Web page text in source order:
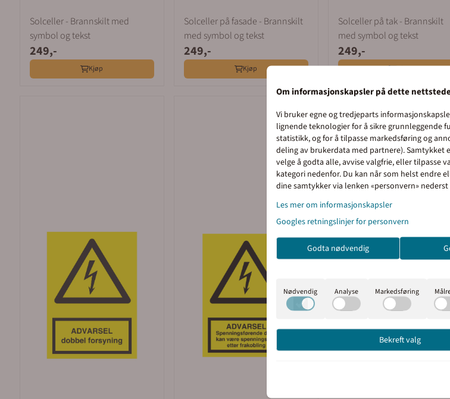
Solceller - Brannskilt med
symbol og tekst
249,-
Kjøp
Solceller på fasade - Brannskilt
med symbol og tekst
249,-
Kjøp
Solceller på tak - Brannskilt
med symbol og tekst
249,-
Kjøp
Priser inkl. eller ekskl. mva
I denne butikken kan du velge om
prisene med eller uten moms.
Inkl. mva Ekskl. mva
Om informasjonskapsler på dette
Vi bruker egne og tredjeparts
lignende teknologier for å sikre grunnleggende
statistikk, og for å tilpasse markedsføring og
deling av brukerdata med partnere). Samtykket
velge å godta alle, avvise valgfrie, eller tilpasse
kategori nedenfor. Du kan når som helst endre
dine samtykker via lenken «personvern»
Les mer om informasjonskapsler
Googles retningslinjer for personvern
Godta nødvendig
Nødvendig Analyse Markedsføring
Bekreft valg